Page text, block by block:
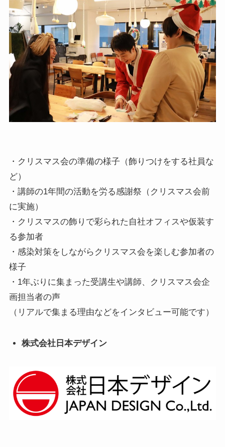
・クリスマス会の準備の様子（飾りつけをする社員な
ど）
・講師の1年間の活動を労る感謝祭（クリスマス会前
に実施）
・クリスマスの飾りで彩られた自社オフィスや仮装す
る参加者
・感染対策をしながらクリスマス会を楽しむ参加者の
様子
・1年ぶりに集まった受講生や講師、クリスマス会企
画担当者の声
（リアルで集まる理由などをインタビュー可能です）
株式会社日本デザイン